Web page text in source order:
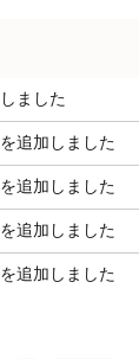
ました
追加しました
追加しました
追加しました
追加しました